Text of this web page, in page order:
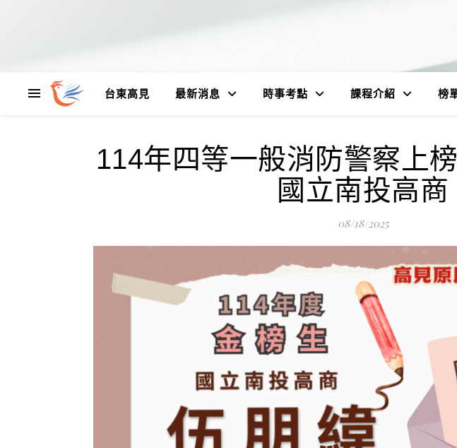
台東高見 最新消息 時事考點 課程介紹 榜
114年四等一般消防警察上
國立南投高商
08/18/2025